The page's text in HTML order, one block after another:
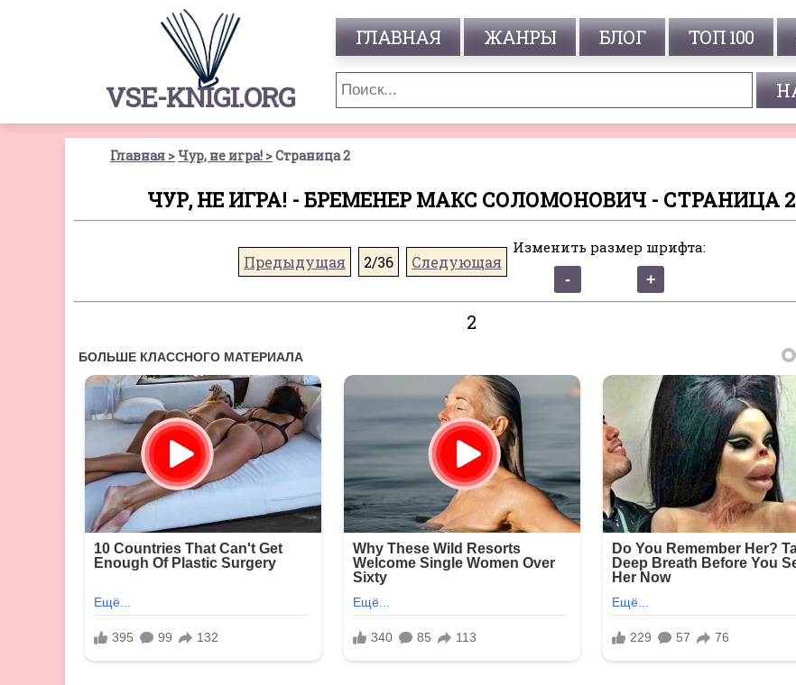
VSE-KNIGI.ORG
ГЛАВНАЯ ЖАНРЫ БЛОГ ТОП 100
Главная Чур, не игра! Страница 2
ЧУР, НЕ ИГРА! - БРЕМЕНЕР МАКС СОЛОМОНОВИЧ - СТРАНИЦА 2
Предыдущая 2/36 Следующая
Изменить размер шрифта:
2